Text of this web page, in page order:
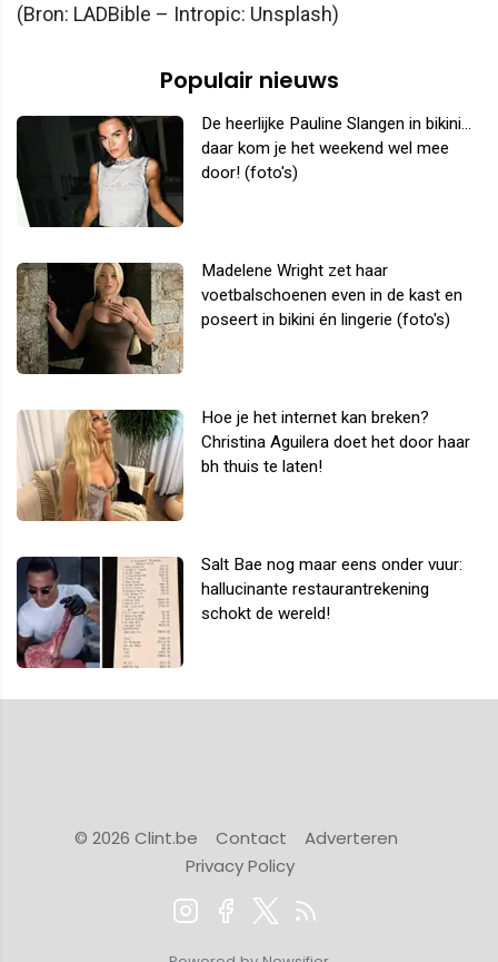
(Bron: LADBible – Intropic: Unsplash)
Populair nieuws
De heerlijke Pauline Slangen in bikini...
daar kom je het weekend wel mee
door! (foto's)
Madelene Wright zet haar
voetbalschoenen even in de kast en
poseert in bikini én lingerie (foto's)
Hoe je het internet kan breken?
Christina Aguilera doet het door haar
bh thuis te laten!
Salt Bae nog maar eens onder vuur:
hallucinante restaurantrekening
schokt de wereld!
© 2026 Clint.be Contact
Adverteren
Privacy Policy